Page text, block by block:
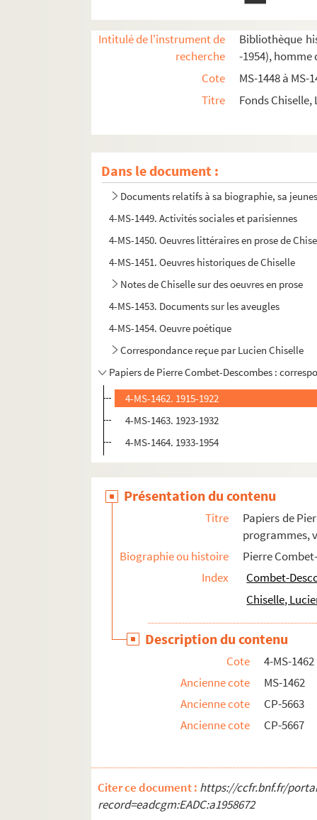
Intitulé de l'instrument de
recherche
Bibliothèque
-1954), homme
Cote
MS-1448 à MS-
Titre
Fonds
Dans le document :
Documents relatifs à sa biographie, sa
4-MS-1449. Activités sociales et parisiennes
4-MS-1450. Oeuvres littéraires en prose de
4-MS-1451. Oeuvres historiques de Chiselle
Notes de Chiselle sur des oeuvres en prose
4-MS-1453. Documents sur les aveugles
4-MS-1454. Oeuvre poétique
Correspondance reçue par Lucien Chiselle
Papiers de Pierre Combet-Descombes :
4-MS-1462. 1915-1922
4-MS-1463. 1923-1932
4-MS-1464. 1933-1954
Présentation du contenu
Titre
Papiers de
programmes,
Biographie ou histoire
Pierre
Index
Combet-
Chiselle,
Description du contenu
Cote
4-MS-1462
Ancienne cote
MS-1462
Ancienne cote
CP-5663
Ancienne cote
CP-5667
Citer ce document : https://ccfr.bnf.fr/
record=eadcgm:EADC:a1958672